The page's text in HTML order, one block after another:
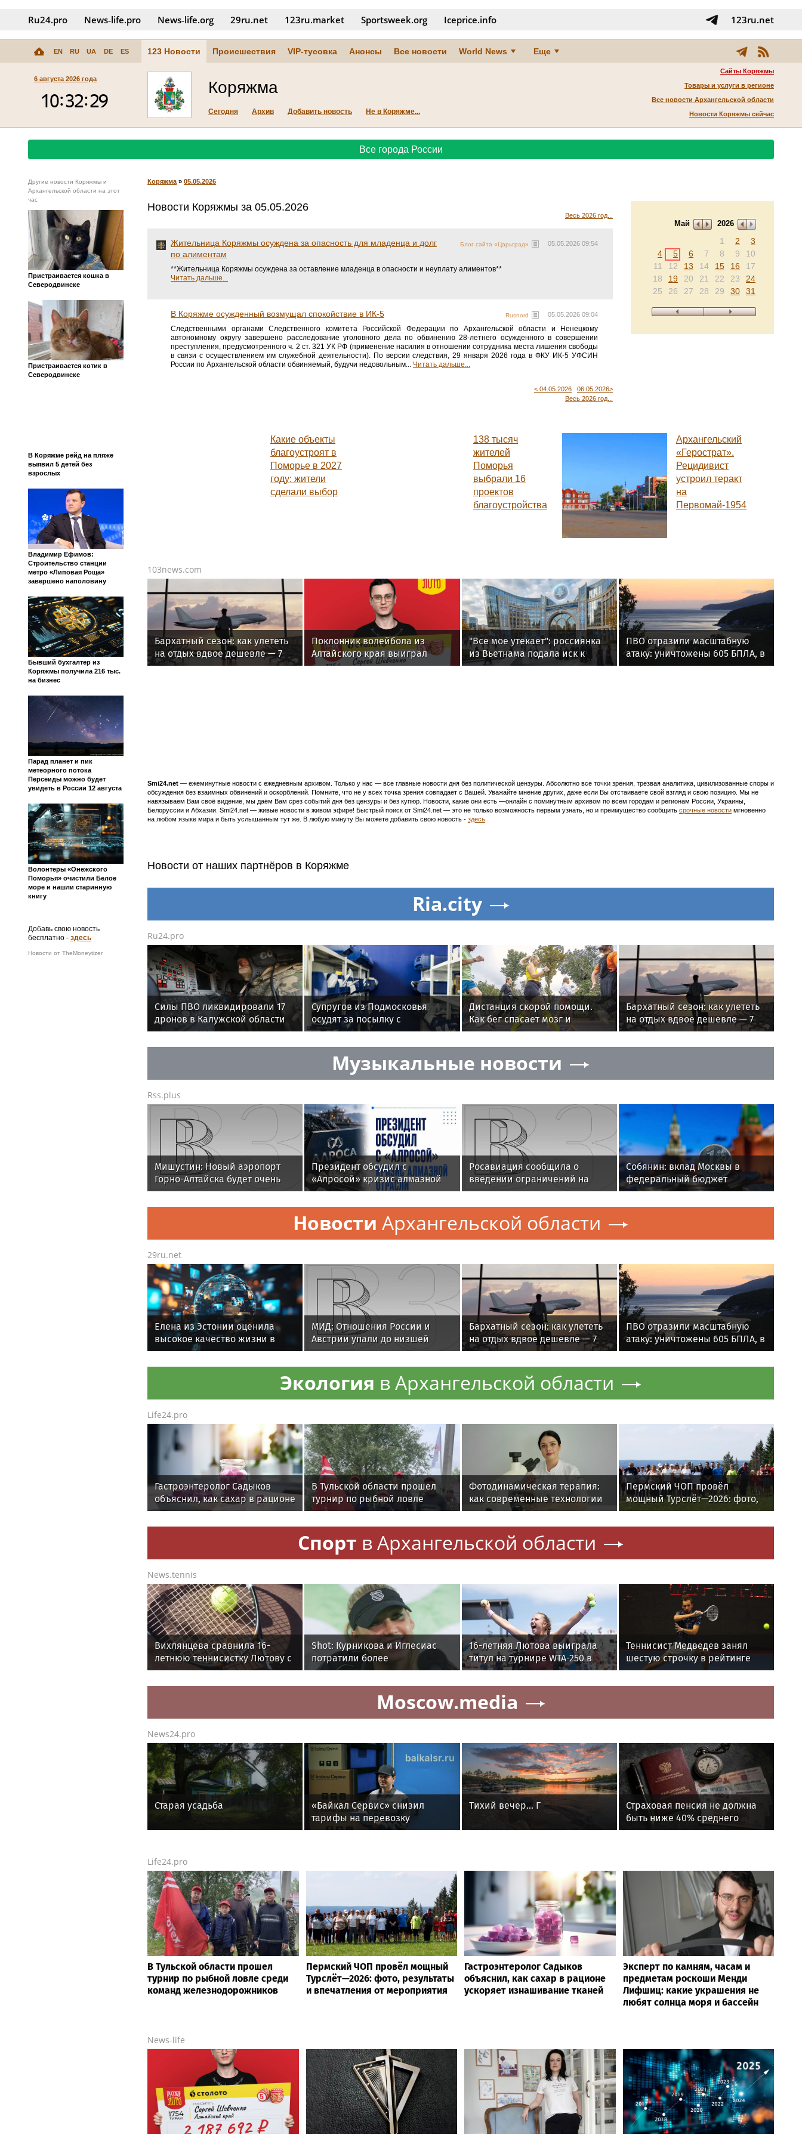
Ru24.pro News‑life.pro News‑life.org 29ru.net 123ru.market Sportsweek.org Iceprice.info 123ru.net
EN RU UA DE ES 123 Новости Происшествия VIP-тусовка Анонсы Все новости World News Еще
6 августа 2026 года
Сайты Коряжмы
Товары и услуги в регионе
Все новости Архангельской области
Новости Коряжмы сейчас
Коряжма
Сегодня Архив Добавить новость Не в Коряжме...
Все города России
Другие новости Коряжмы и
Архангельской области на этот
час
Пристраивается кошка в
Северодвинске
Пристраивается котик в
Северодвинске
В Коряжме рейд на пляже
выявил 5 детей без
взрослых
Владимир Ефимов:
Строительство станции
метро «Липовая Роща»
завершено наполовину
Бывший бухгалтер из
Коряжмы получила 216 тыс.
на бизнес
Парад планет и пик
метеорного потока
Персеиды можно будет
увидеть в России 12 августа
Волонтеры «Онежского
Поморья» очистили Белое
море и нашли старинную
книгу
Добавь свою новость
бесплатно - здесь
Новости от TheMoneytizer
Коряжма » 05.05.2026
Май 2026
1 2
3
4
5 6 7 8 9
10
11
12 13 14 15 16
17
18
19 20 21 22 23
24
25
26 27 28 29 30 31
Весь 2026 год...
Новости Коряжмы за 05.05.2026
05.05.2026 09:54
Блог сайта «Царьград»
Жительница Коряжмы осуждена за опасность для младенца и долг
по алиментам
**Жительница Коряжмы осуждена за оставление младенца в опасности и неуплату алиментов**
Читать дальше...
05.05.2026 09:04
Rusnord
В Коряжме осужденный возмущал спокойствие в ИК-5
Следственными органами Следственного комитета Российской Федерации по Архангельской области и Ненецкому
автономному округу завершено расследование уголовного дела по обвинению 28-летнего осужденного в совершении
преступления, предусмотренного ч. 2 ст. 321 УК РФ (применение насилия в отношении сотрудника места лишения свободы
в связи с осуществлением им служебной деятельности). По версии следствия, 29 января 2026 года в ФКУ ИК-5 УФСИН
России по Архангельской области обвиняемый, будучи недовольным... Читать дальше...
< 04.05.2026
06.05.2026>
Весь 2026 год...
Какие объекты
благоустроят в
Поморье в 2027
году: жители
сделали выбор
138 тысяч
жителей
Поморья
выбрали 16
проектов
благоустройства
Архангельский
«Герострат».
Рецидивист
устроил теракт
на
Первомай-1954
103news.com
Бархатный сезон: как улететь
на отдых вдвое дешевле — 7
проверенных способов
Поклонник волейбола из
Алтайского края выиграл
более 2 млн рублей в «Русское
"Все мое утекает": россиянка
из Вьетнама подала иск к
ведьме из Томска, требуя
ПВО отразили масштабную
атаку: уничтожены 605 БПЛА, в
том числе над Крымом и
Smi24.net — ежеминутные новости с ежедневным архивом. Только у нас — все главные новости дня без политической цензуры. Абсолютно все точки зрения, трезвая аналитика, цивилизованные споры и
обсуждения без взаимных обвинений и оскорблений. Помните, что не у всех точка зрения совпадает с Вашей. Уважайте мнение других, даже если Вы отстаиваете свой взгляд и свою позицию. Мы не
навязываем Вам своё видение, мы даём Вам срез событий дня без цензуры и без купюр. Новости, какие они есть —онлайн с поминутным архивом по всем городам и регионам России, Украины,
Белоруссии и Абхазии. Smi24.net — живые новости в живом эфире! Быстрый поиск от Smi24.net — это не только возможность первым узнать, но и преимущество сообщить срочные новости мгновенно
на любом языке мира и быть услышанным тут же. В любую минуту Вы можете добавить свою новость - здесь
Новости от наших партнёров в Коряжме
Ria.city
Ru24.pro
Силы ПВО ликвидировали 17
дронов в Калужской области
Супругов из Подмосковья
осудят за посылку с
сюрпризом в Томск
Дистанция скорой помощи.
Как бег спасает мозг и
снимает тревожность
Бархатный сезон: как улететь
на отдых вдвое дешевле — 7
проверенных способов
Музыкальные новости
Rss.plus
Мишустин: Новый аэропорт
Горно-Алтайска будет очень
красивым и современным
Президент обсудил с
«Алросой» кризис алмазной
отрасли
Росавиация сообщила о
введении ограничений на
полеты в Домодедово
Собянин: вклад Москвы в
федеральный бюджет
работает на развитие всей
России
Новости Архангельской области
29ru.net
Елена из Эстонии оценила
высокое качество жизни в
Великом Новгороде
МИД: Отношения России и
Австрии упали до низшей
точки
Бархатный сезон: как улететь
на отдых вдвое дешевле — 7
проверенных способов
ПВО отразили масштабную
атаку: уничтожены 605 БПЛА, в
том числе над Крымом и
акваториями морей
Экология в Архангельской области
Life24.pro
Гастроэнтеролог Садыков
объяснил, как сахар в рационе
ускоряет изнашивание тканей
В Тульской области прошел
турнир по рыбной ловле
среди команд
Фотодинамическая терапия:
как современные технологии
меняют подход к лечению
Пермский ЧОП провёл
мощный Турслёт—2026: фото,
результаты и впечатления от
Спорт в Архангельской области
News.tennis
Вихлянцева сравнила 16-
летнюю теннисистку Лютову с
Марией Шараповой
Shot: Курникова и Иглесиас
потратили более
полумиллиарда рублей на
поместье в Майами
16-летняя Лютова выиграла
титул на турнире WTA-250 в
Мемфисе
Теннисист Медведев занял
шестую строчку в рейтинге
ATP
Moscow.media
News24.pro
Старая усадьба
«Байкал Сервис» снизил
тарифы на перевозку
электроинструмента
Тихий вечер... Г
Страховая пенсия не должна
быть ниже 40% среднего
заработка за предпенсионный
Life24.pro
В Тульской области прошел
турнир по рыбной ловле среди
команд железнодорожников
Пермский ЧОП провёл мощный
Турслёт—2026: фото, результаты
и впечатления от мероприятия
Гастроэнтеролог Садыков
объяснил, как сахар в рационе
ускоряет изнашивание тканей
Эксперт по камням, часам и
предметам роскоши Менди
Лифшиц: какие украшения не
любят солнца моря и бассейн
News-life